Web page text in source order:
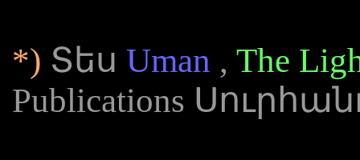
*) Տես Uman , The
Publications